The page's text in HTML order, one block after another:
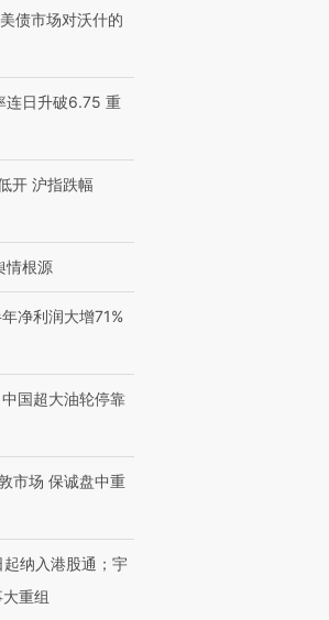
债市场对沃什的
连日升破6.75 重
开 沪指跌幅
情根源
净利润大增71%
国超大油轮停靠
市场 保诚盘中重
纳入港股通；宇
重组